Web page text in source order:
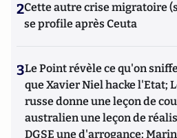
2Cette autre crise migratoire
se profile après Ceuta
3Le Point révèle ce qu'on
que Xavier Niel hacke l'Etat;
russe donne une leçon de
australien une leçon de
DGSE une d'arrogance;